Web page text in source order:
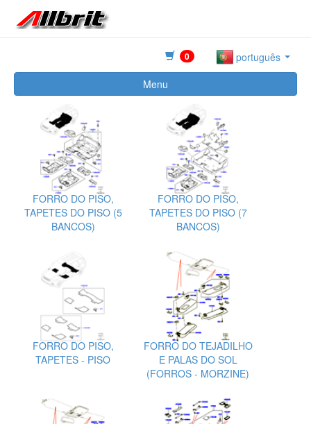
0
português
Menu
FORRO DO PISO,
TAPETES DO PISO (5
BANCOS)
FORRO DO PISO,
TAPETES DO PISO (7
BANCOS)
FORRO DO PISO,
TAPETES - PISO
FORRO DO TEJADILHO
E PALAS DO SOL
(FORROS - MORZINE)